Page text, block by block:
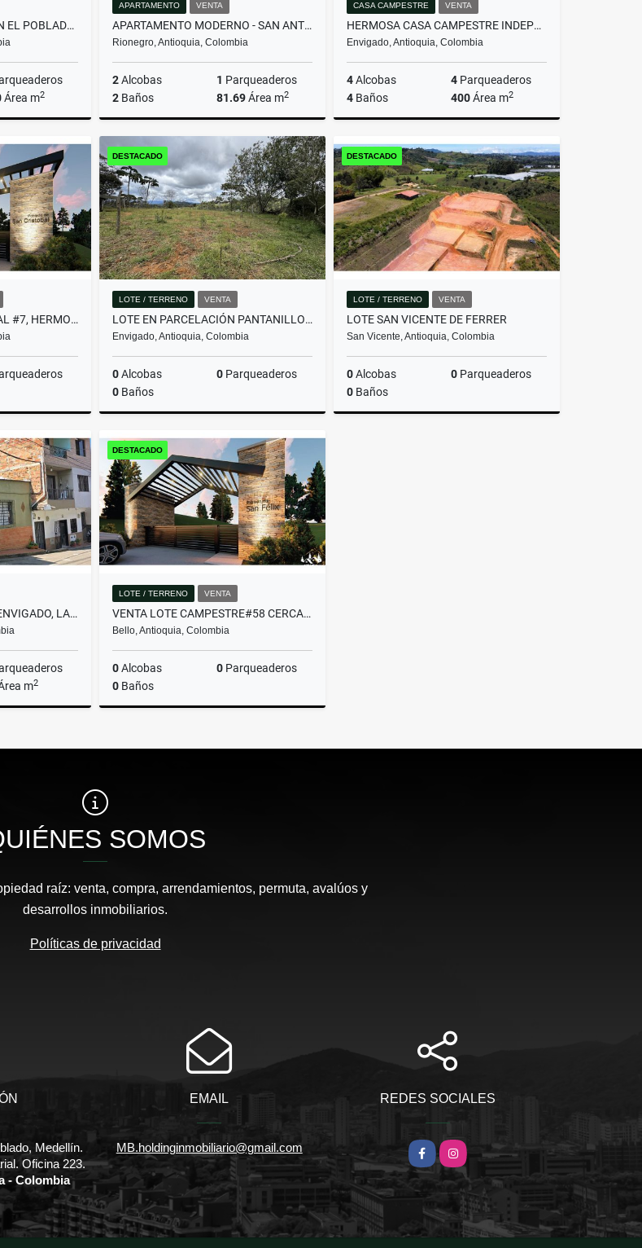
PENTHOUSE DÚPLEX EN EL POBLADO: VISTAS, ESPACIOS Y EXCLUSIVIDAD.
Área m2
Venta
APARTAMENTO VENTA
APARTAMENTO MODERNO - SAN ANTONIO DE PEREIRA
Rionegro, Antioquia, Colombia
2Alcobas 1 Parqueaderos
2 Baños 81.69Área m2
Venta
$580.000.000
CASA CAMPESTRE VENTA
HERMOSA CASA CAMPESTRE INDEPENDIENTE EN EL ALTO DE LAS PALMAS
Envigado, Antioquia, Colombia
4Alcobas 4 Parqueaderos
4 Baños 400Área m2
Venta
$2.800.000.000
LOTE EN SAN CRISTOBAL #7, HERMOSA VISTA PANORAMICA EN PARCELACION
Venta
DESTACADO
LOTE / TERRENO VENTA
LOTE EN PARCELACIÓN PANTANILLO ENVIGADO ALTOS DE LA MANUELA
Envigado, Antioquia, Colombia
0Alcobas 0 Parqueaderos
0 Baños
Venta
$2.000.000.000
DESTACADO
LOTE / TERRENO VENTA
LOTE SAN VICENTE DE FERRER
San Vicente, Antioquia, Colombia
0Alcobas 0 Parqueaderos
0 Baños
CASALOTE EN VENTA : ENVIGADO, LA SEBASTIANA
m2
DESTACADO
LOTE / TERRENO VENTA
VENTA LOTE CAMPESTRE#58 CERCA A MEDELLÍN, VISTA PANORÁMICA SIN PEAJE
Bello, Antioquia, Colombia
0Alcobas 0 Parqueaderos
0 Baños
$382.480.000
SOMOS
raíz: venta, compra, arrendamientos, permuta, avalúos y
desarrollos inmobiliarios.
Políticas de privacidad
Medellín.
Oficina 223.
- Colombia
EMAIL
MB.holdinginmobiliario@gmail.com
REDES SOCIALES
FacebookInstagram